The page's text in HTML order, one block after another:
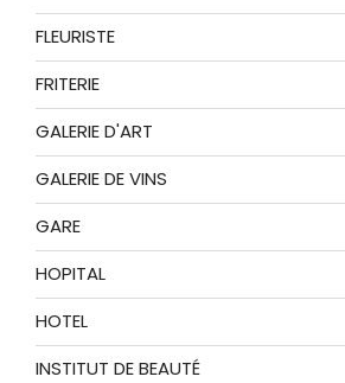
FLEURISTE
FRITERIE
GALERIE D'ART
GALERIE DE VINS
GARE
HOPITAL
HOTEL
INSTITUT DE BEAUTÉ